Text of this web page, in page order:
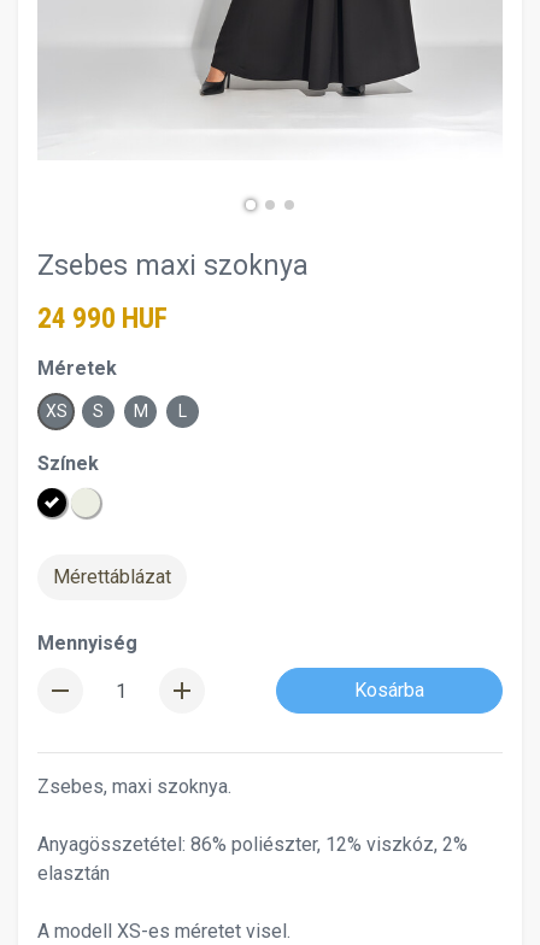
Zsebes maxi szoknya
24 990 HUF
Méretek
XS S M
Színek
Mérettáblázat
Mennyiség
remove add Kosárba
Zsebes, maxi szoknya.
Anyagösszetétel: 86% poliészter, 12% viszkóz, 2%
elasztán
A modell XS-es méretet visel.